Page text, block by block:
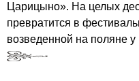
Царицыно». На целых
превратится в
возведенной на поляне